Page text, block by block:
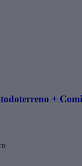
+